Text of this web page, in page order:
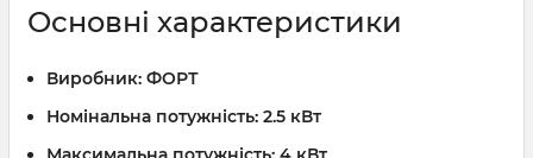
Основні характеристики
Виробник: ФОРТ
Номінальна потужність: 2.5 кВт